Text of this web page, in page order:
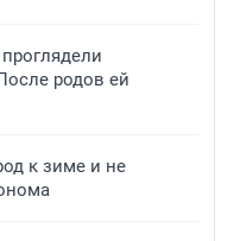
родов ей
к зиме и не